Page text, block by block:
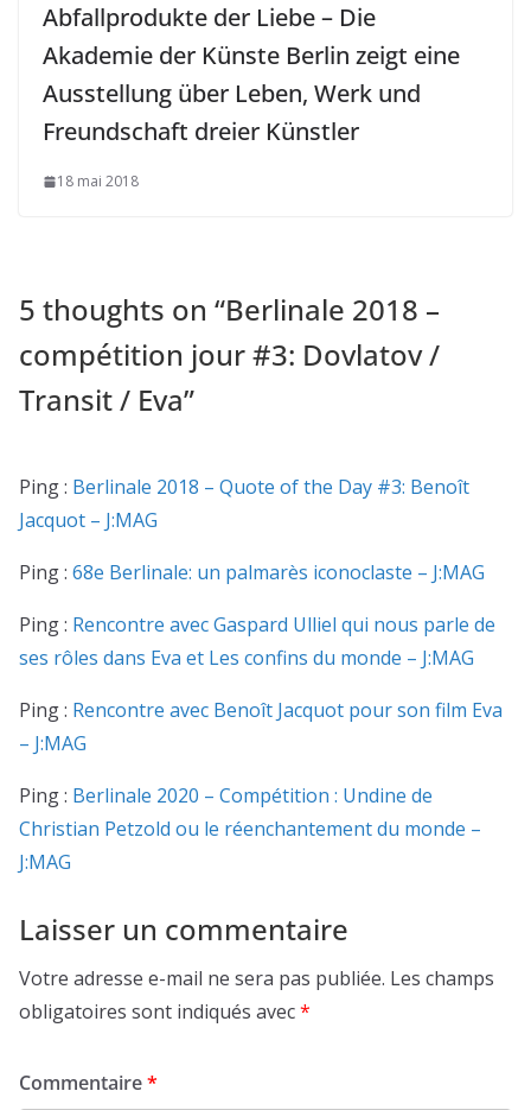
Abfallprodukte der Liebe – Die
Akademie der Künste Berlin zeigt eine
Ausstellung über Leben, Werk und
Freundschaft dreier Künstler
18 mai 2018
5 thoughts on “Berlinale 2018 –
compétition jour #3: Dovlatov /
Transit / Eva”
Ping : Berlinale 2018 – Quote of the Day #3: Benoît
Jacquot – J:MAG
Ping : 68e Berlinale: un palmarès iconoclaste – J:MAG
Ping : Rencontre avec Gaspard Ulliel qui nous parle de
ses rôles dans Eva et Les confins du monde – J:MAG
Ping : Rencontre avec Benoît Jacquot pour son film Eva
– J:MAG
Ping : Berlinale 2020 – Compétition : Undine de
Christian Petzold ou le réenchantement du monde –
J:MAG
Laisser un commentaire
Votre adresse e-mail ne sera pas publiée. Les champs
obligatoires sont indiqués avec*
Commentaire*